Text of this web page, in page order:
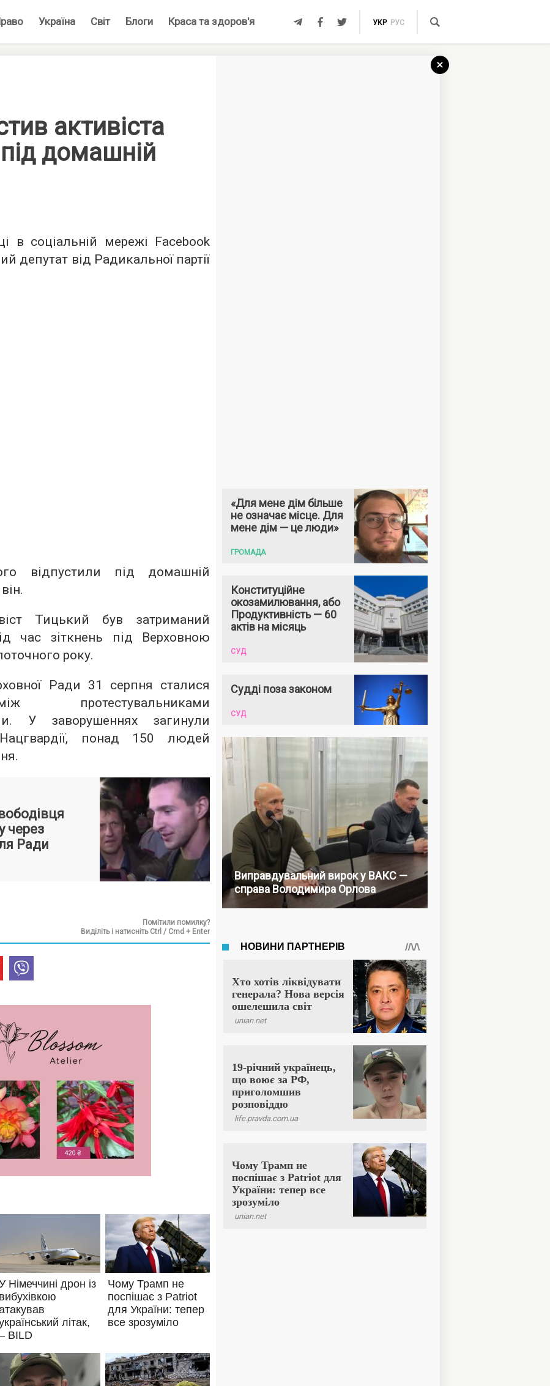
Україна Світ Блоги Краса та здоров'я УКР РУС
активіста
домашній
в соціальній мережі Facebook
депутат від Радикальної партії
відпустили під домашній
Тицький був затриманий
час зіткнень під Верховною
року.
Ради 31 серпня сталися
протестувальниками
У заворушеннях загинули
понад 150 людей
через
Ради
Помітили помилку?
Виділіть і натисніть Ctrl / Cmd + Enter
«Для мене дім більше
не означає місце. Для
мене дім — це люди»
ГРОМАДА
Конституційне
окозамилювання, або
Продуктивність — 60
актів на місяць
СУД
Судді поза законом
СУД
Виправдувальний вирок у ВАКС —
справа Володимира Орлова